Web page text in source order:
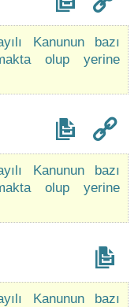
Kanunun bazı
olup yerine
Kanunun bazı
olup yerine
Kanunun bazı